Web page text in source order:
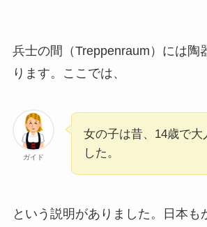
兵士の間（Treppenraum）には陶
ります。ここでは、
ガイド
女の子は昔、14歳で大
した。
という説明がありました。日本も